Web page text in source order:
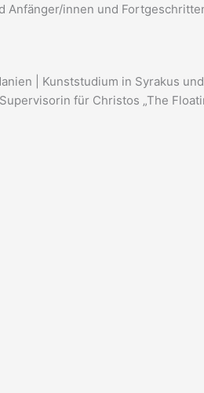
innen und
| Kunststudium in Syrakus
für Christos „The